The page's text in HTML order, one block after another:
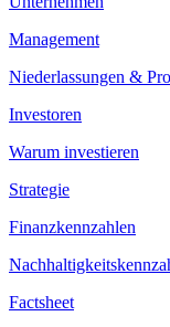
Management
Niederlassungen &
Investoren
Warum investieren
Strategie
Finanzkennzahlen
Factsheet